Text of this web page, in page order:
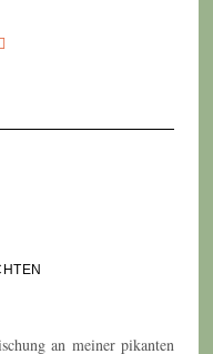
an meiner pikanten